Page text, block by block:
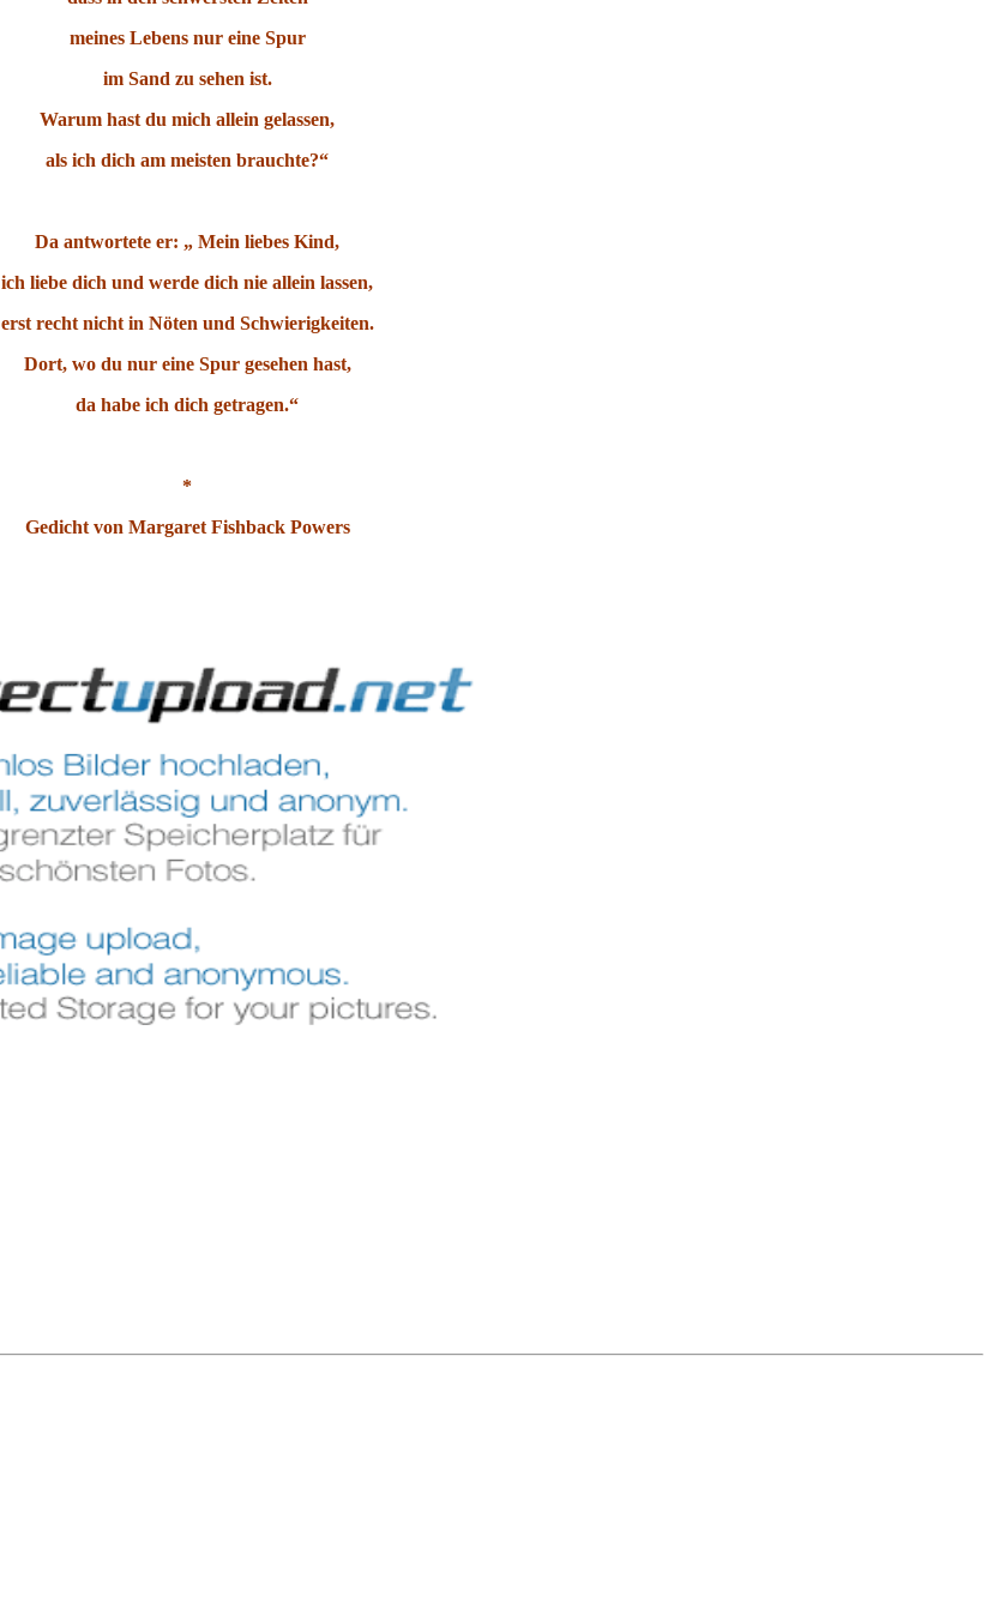
meines Lebens nur eine Spur
im Sand zu sehen ist.
Warum hast du mich allein gelassen,
als ich dich am meisten brauchte?“
Da antwortete er: „ Mein liebes Kind,
ich liebe dich und werde dich nie allein lassen,
erst recht nicht in Nöten und Schwierigkeiten.
Dort, wo du nur eine Spur gesehen hast,
da habe ich dich getragen.“
*
Gedicht von Margaret Fishback Powers